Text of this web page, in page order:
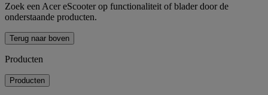
Zoek een Acer eScooter op functionaliteit of blader door de
onderstaande producten.
Terug naar boven
Producten
Producten